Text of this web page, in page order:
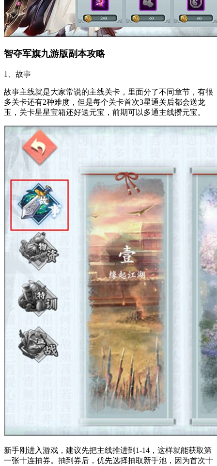
智夺军旗九游版副本攻略
1、故事
故事主线就是大家常说的主线关卡，里面分了不同章节，有很
多关卡还有2种难度，但是每个关卡首次3星通关后都会送龙
玉，关卡星星宝箱还好送元宝，前期可以多通主线攒元宝。
新手刚进入游戏，建议先把主线推进到1-14，这样就能获取第
一张十连抽券。抽到券后，优先选择抽取新手池，因为首次十